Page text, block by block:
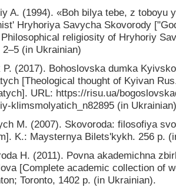
A. (1994). «Boh bilya tebe, z toboyu
Hryhoriya Savycha Skovorody
religiosity of Hryhoriy
(in Ukrainian)
P. (2017). Bohoslovska dumka
[Theological thought of Kyivan
URL: https://risu.ua/
klimsmolyatich_n82895 (in
M. (2007). Skovoroda: filosofiya
K.: Maysternya Biletsʹkykh. 256 p.
H. (2011). Povna akademichna
[Complete academic collection of
Toronto, 1402 p. (in Ukrainian).